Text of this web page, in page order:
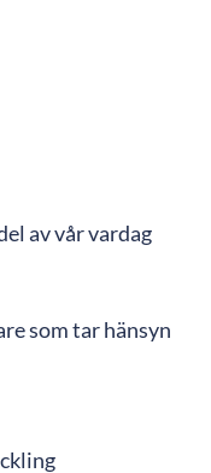
av vår vardag
som tar hänsyn